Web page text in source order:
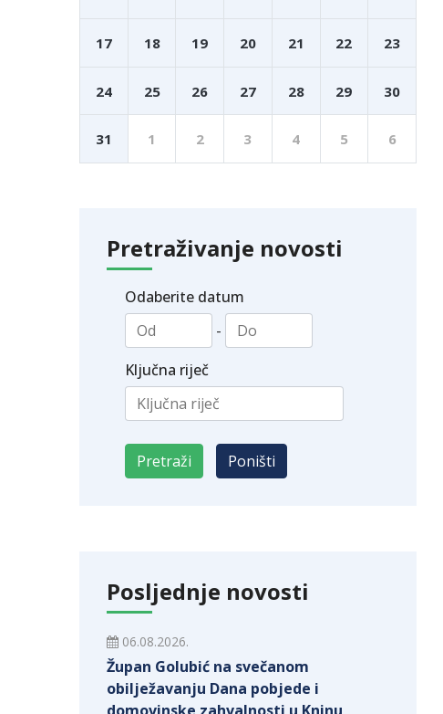
17 18 19 20 21 22 23
24 25 26 27 28 29 30
31 1 2 3 4 5 6
Pretraživanje novosti
Odaberite datum
-
Ključna riječ
Posljednje novosti
06.08.2026.
Župan Golubić na svečanom
obilježavanju Dana pobjede i